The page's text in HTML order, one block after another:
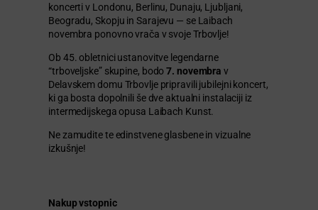
koncerti v Londonu, Berlinu, Dunaju, Ljubljani,
Beogradu, Skopju in Sarajevu — se Laibach
novembra ponovno vrača v svoje Trbovlje!
Ob 45. obletnici ustanovitve legendarne
“trboveljske” skupine, bodo7. novembra v
Delavskem domu Trbovlje pripravili jubilejni koncert,
ki ga bosta dopolnili še dve aktualni instalaciji iz
intermedijskega opusa Laibach Kunst.
Ne zamudite te edinstvene glasbene in vizualne
izkušnje!
Nakup vstopnic